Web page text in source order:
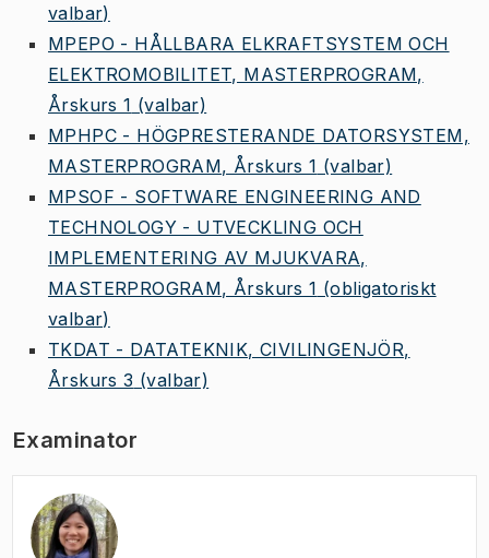
valbar)
MPEPO - HÅLLBARA ELKRAFTSYSTEM OCH
ELEKTROMOBILITET, MASTERPROGRAM,
Årskurs 1 (valbar)
MPHPC - HÖGPRESTERANDE DATORSYSTEM,
MASTERPROGRAM, Årskurs 1 (valbar)
MPSOF - SOFTWARE ENGINEERING AND
TECHNOLOGY - UTVECKLING OCH
IMPLEMENTERING AV MJUKVARA,
MASTERPROGRAM, Årskurs 1 (obligatoriskt
valbar)
TKDAT - DATATEKNIK, CIVILINGENJÖR,
Årskurs 3 (valbar)
Examinator